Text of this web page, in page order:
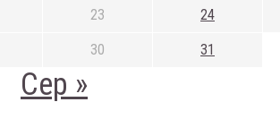
23 24
30 31
Сер »